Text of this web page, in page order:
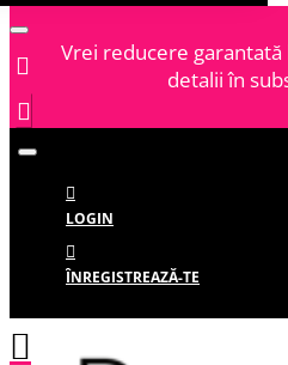
Vrei reducere garantată
detalii în
LOGIN
ÎNREGISTREAZĂ-TE